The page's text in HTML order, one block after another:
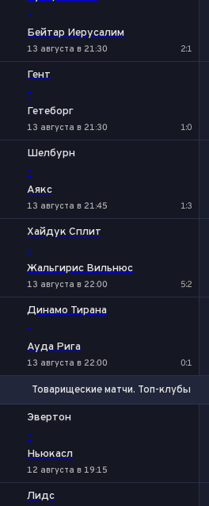
-
Бейтар Иерусалим
13 августа в 21:30 2:1
Гент
-
Гетеборг
13 августа в 21:30 1:0
Шелбурн
-
Аякс
13 августа в 21:45 1:3
Хайдук Сплит
-
Жальгирис Вильнюс
13 августа в 22:00 5:2
Динамо Тирана
-
Ауда Рига
13 августа в 22:00 0:1
Товарищеские матчи. Топ-клубы
Эвертон
-
Ньюкасл
12 августа в 19:15
Лидс